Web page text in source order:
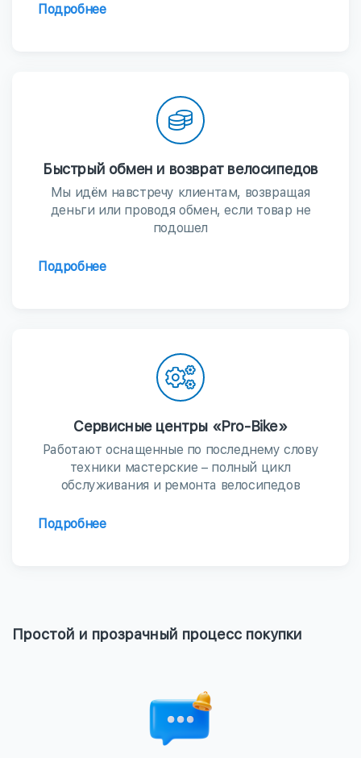
Подробнее
Быстрый обмен и возврат велосипедов
Мы идём навстречу клиентам, возвращая
деньги или проводя обмен, если товар не
подошел
Подробнее
Сервисные центры «Pro-Bike»
Работают оснащенные по последнему слову
техники мастерские – полный цикл
обслуживания и ремонта велосипедов
Подробнее
Простой и прозрачный процесс покупки